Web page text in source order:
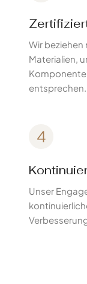
Wir
Materialien,
entsprechen.
4
Unser